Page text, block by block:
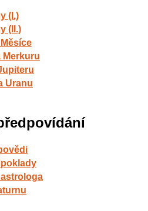
(I.)
(II.)
Merkuru
Uranu